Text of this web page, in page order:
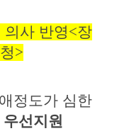
의사 반영<장
>
정도가 심한
우선지원